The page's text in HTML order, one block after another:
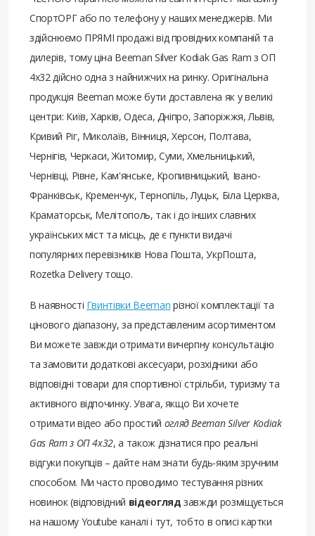
СпортОРГ або по телефону у наших менеджерів. Ми
здійснюємо ПРЯМІ продажі від провідних компаній та
дилерів, тому ціна Beeman Silver Kodiak Gas Ram з ОП
4х32 дійсно одна з найнижчих на ринку. Оригінальна
продукція Beeman може бути доставлена ​​як у великі
центри: Київ, Харків, Одеса, Дніпро, Запоріжжя, Львів,
Кривий Ріг, Миколаїв, Вінниця, Херсон, Полтава,
Чернігів, Черкаси, Житомир, Суми, Хмельницький,
Чернівці, Рівне, Кам'янське, Кропивницький, Івано-
Франківськ, Кременчук, Тернопіль, Луцьк, Біла Церква,
Краматорськ, Мелітополь, так і до інших славних
українських міст та місць, де є пункти видачі
популярних перевізників Нова Пошта, УкрПошта,
Rozetka Delivery тощо.
В наявності Гвинтівки Beeman різної комплектації та
цінового діапазону, за представленим асортиментом
Ви можете завжди отримати вичерпну консультацію
та замовити додаткові аксесуари, розхідники або
відповідні товари для спортивної стрільби, туризму та
активного відпочинку. Увага, якщо Ви хочете
отримати відео або простий огляд Beeman Silver Kodiak
Gas Ram з ОП 4х32, а також дізнатися про реальні
відгуки покупців – дайте нам знати будь-яким зручним
способом. Ми часто проводимо тестування різних
новинок (відповідний відеогляд завжди розміщується
на нашому Youtube каналі і тут, тобто в описі картки